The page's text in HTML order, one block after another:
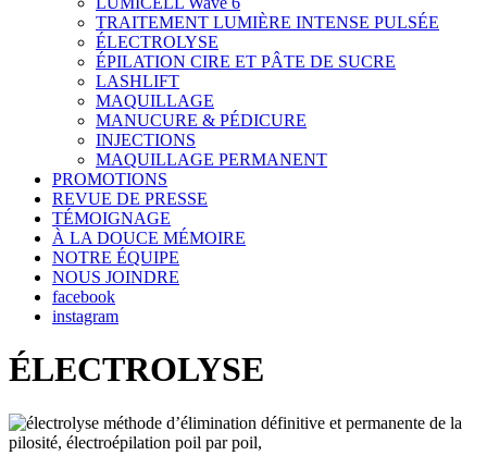
TRAITEMENT LUMIÈRE INTENSE PULSÉE
ÉLECTROLYSE
ÉPILATION CIRE ET PÂTE DE SUCRE
LASHLIFT
MAQUILLAGE
MANUCURE & PÉDICURE
INJECTIONS
MAQUILLAGE PERMANENT
PROMOTIONS
REVUE DE PRESSE
TÉMOIGNAGE
À LA DOUCE MÉMOIRE
NOTRE ÉQUIPE
NOUS JOINDRE
facebook
instagram
ÉLECTROLYSE